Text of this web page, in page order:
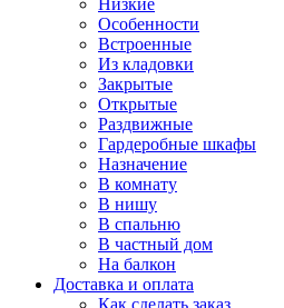
Низкие
Особенности
Встроенные
Из кладовки
Закрытые
Открытые
Раздвижные
Гардеробные шкафы
Назначение
В комнату
В нишу
В спальню
В частный дом
На балкон
Доставка и оплата
Как сделать заказ